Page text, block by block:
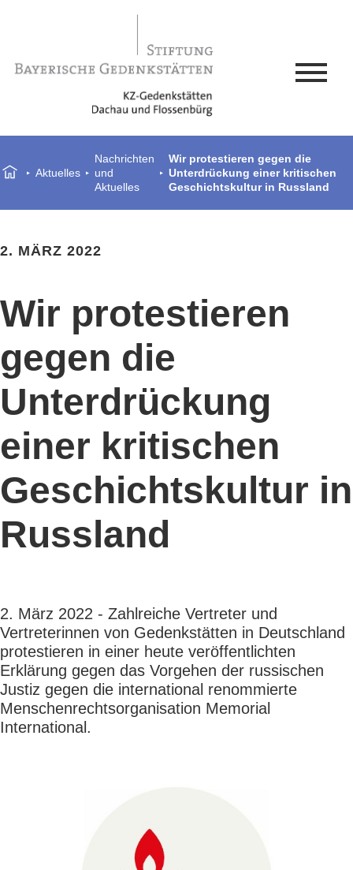
Aktuelles
Nachrichten
und
Aktuelles
Wir protestieren gegen die
Unterdrückung einer kritischen
Geschichtskultur in Russland
2. MÄRZ 2022
Wir protestieren
gegen die
Unterdrückung
einer kritischen
Geschichtskultur in
Russland
2. März 2022 - Zahlreiche Vertreter und
Vertreterinnen von Gedenkstätten in Deutschland
protestieren in einer heute veröffentlichten
Erklärung gegen das Vorgehen der russischen
Justiz gegen die international renommierte
Menschenrechtsorganisation Memorial
International.